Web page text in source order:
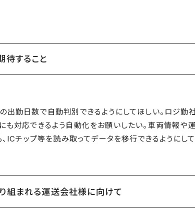
待すること
出勤日数で自動判別できるようにしてほしい。ロジ勤
も対応できるよう自動化をお願いしたい。車両情報や
ICチップ等を読み取ってデータを移行できるようにして
組まれる運送会社様に向けて